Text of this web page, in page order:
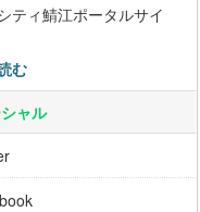
ティ鯖江ポータルサイ
む
ャル